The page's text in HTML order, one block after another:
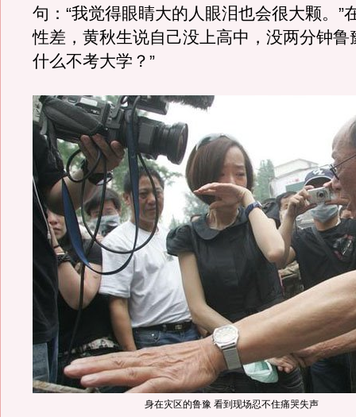
句：“我觉得眼睛大的人眼泪也会很大颗。”
性差，黄秋生说自己没上高中，没两分钟鲁
什么不考大学？”
身在灾区的鲁豫 看到现场忍不住痛哭失声